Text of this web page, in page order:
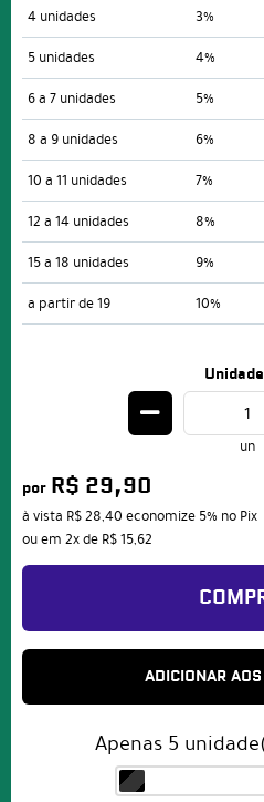
4 unidades
3%
5 unidades
4%
6 a 7 unidades
5%
8 a 9 unidades
6%
10 a 11 unidades
7%
12 a 14 unidades
8%
15 a 18 unidades
9%
a partir de 19
10%
un
por R$ 29,90
à vista R$ 28,40 economize 5% no Pix
ou em 2xde R$ 15,62
ADICIONAR
Apenas 5